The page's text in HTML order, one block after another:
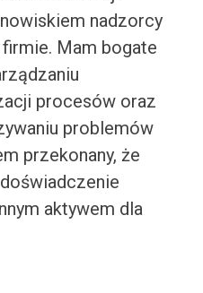
nadzorcy
Mam bogate
procesów oraz
problemów
przekonany, że
aktywem dla